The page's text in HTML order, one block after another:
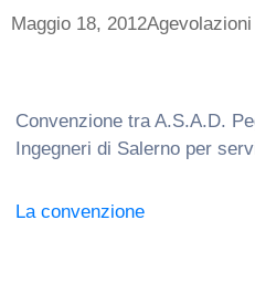
Maggio 18, 2012
Convenzione tra A.S.A.D.
Ingegneri di Salerno per
La convenzione